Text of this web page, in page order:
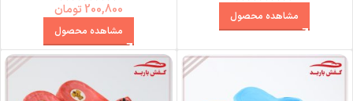
مشاهده محصول 200,800 تومان
مشاهده محصول